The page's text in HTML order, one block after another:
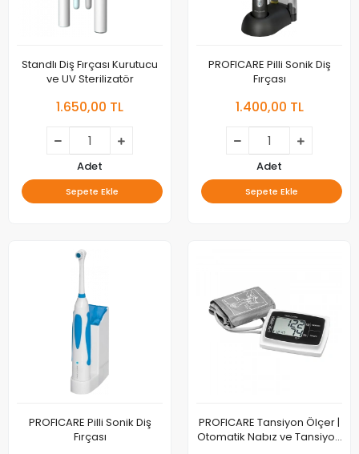
Standlı Diş Fırçası Kurutucu
ve UV Sterilizatör
1.650,00 TL
Adet
Sepete Ekle
PROFICARE Pilli Sonik Diş
Fırçası
1.400,00 TL
Adet
Sepete Ekle
PROFICARE Pilli Sonik Diş
Fırçası
PROFICARE Tansiyon Ölçer |
Otomatik Nabız ve Tansiyon